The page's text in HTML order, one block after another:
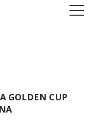
GOLDEN CUP